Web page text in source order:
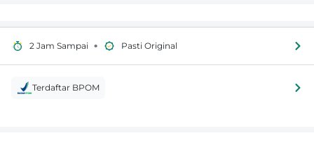
2 Jam Sampai • Pasti Original
Terdaftar BPOM